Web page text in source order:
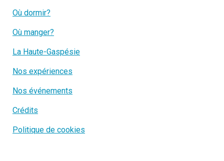
Où dormir?
Où manger?
La Haute-Gaspésie
Nos expériences
Nos événements
Crédits
Politique de cookies